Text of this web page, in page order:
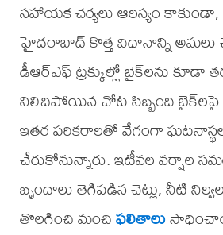
సహాయక చర్యలు ఆలస్యం
హైదరాబాద్ కొత్త విధానాన్ని అమలు
డీఆర్ఎఫ్ ట్రక్కుల్లో బైక్‌లను కూడా
నిలిచిపోయిన చోట సిబ్బంది బైక్‌లపై
ఇతర పరికరాలతో వేగంగా
చేరుకోనున్నారు. ఇటీవల వర్షాల
బృందాలు తెగిపడిన చెట్లు, నీటి
తొలగించి మంచిఫలితాలు